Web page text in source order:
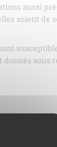
aussi
soient de
sous
du site